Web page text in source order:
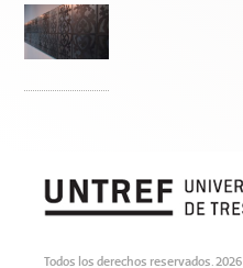
Todos los derechos reservados. 2026